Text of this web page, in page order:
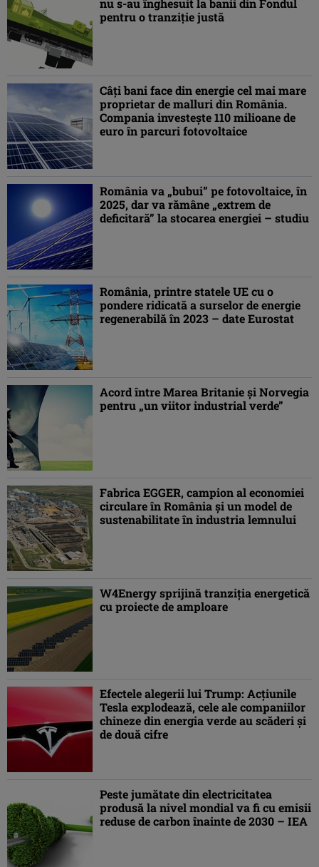
nu s-au înghesuit la banii din Fondul
pentru o tranziţie justă
Câți bani face din energie cel mai mare
proprietar de malluri din România.
Compania investește 110 milioane de
euro în parcuri fotovoltaice
România va „bubui” pe fotovoltaice, în
2025, dar va rămâne „extrem de
deficitară” la stocarea energiei – studiu
România, printre statele UE cu o
pondere ridicată a surselor de energie
regenerabilă în 2023 – date Eurostat
Acord între Marea Britanie şi Norvegia
pentru „un viitor industrial verde”
Fabrica EGGER, campion al economiei
circulare în România și un model de
sustenabilitate în industria lemnului
W4Energy sprijină tranziția energetică
cu proiecte de amploare
Efectele alegerii lui Trump: Acțiunile
Tesla explodează, cele ale companiilor
chineze din energia verde au scăderi și
de două cifre
Peste jumătate din electricitatea
produsă la nivel mondial va fi cu emisii
reduse de carbon înainte de 2030 – IEA